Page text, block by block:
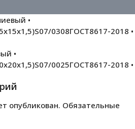
•
0308ГОСТ8617-2018 •
•
0025ГОСТ8617-2018 •
опубликован. Обязательные